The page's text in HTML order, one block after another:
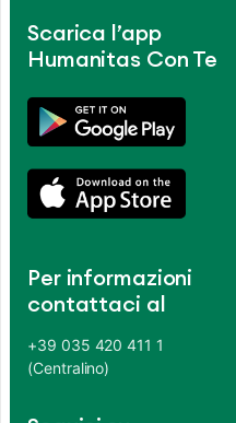
Scarica l’app
Humanitas Con Te
Per informazioni
contattaci al
+39 035 420 411 1
(Centralino)